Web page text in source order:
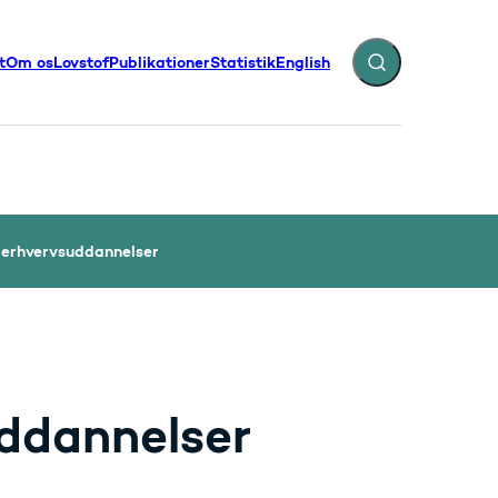
Om osLovstofPublikationerStatistikEnglish Fold søgefelt ud
- Flere links